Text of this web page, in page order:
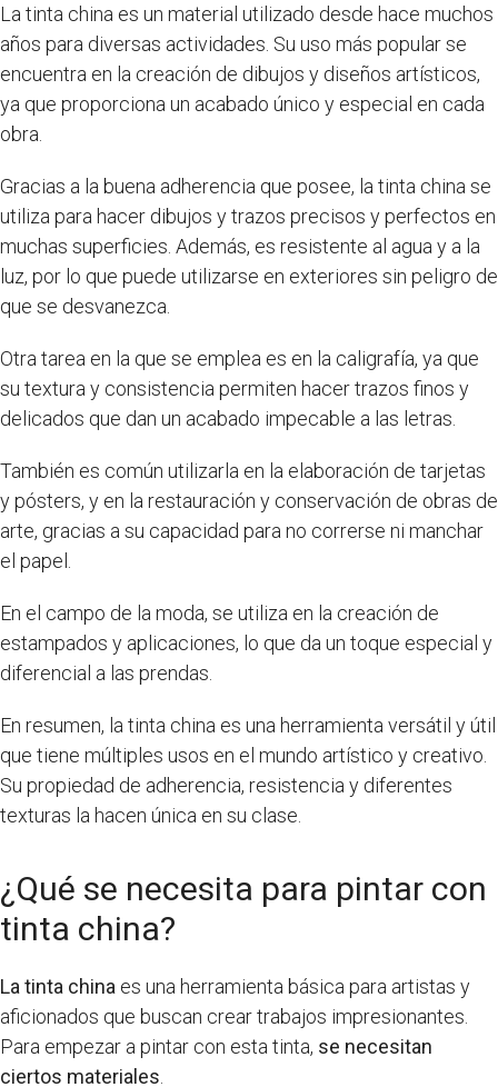
La tinta china es un material utilizado desde hace muchos
años para diversas actividades. Su uso más popular se
encuentra en la creación de dibujos y diseños artísticos,
ya que proporciona un acabado único y especial en cada
obra.
Gracias a la buena adherencia que posee, la tinta china se
utiliza para hacer dibujos y trazos precisos y perfectos en
muchas superficies. Además, es resistente al agua y a la
luz, por lo que puede utilizarse en exteriores sin peligro de
que se desvanezca.
Otra tarea en la que se emplea es en la caligrafía, ya que
su textura y consistencia permiten hacer trazos finos y
delicados que dan un acabado impecable a las letras.
También es común utilizarla en la elaboración de tarjetas
y pósters, y en la restauración y conservación de obras de
arte, gracias a su capacidad para no correrse ni manchar
el papel.
En el campo de la moda, se utiliza en la creación de
estampados y aplicaciones, lo que da un toque especial y
diferencial a las prendas.
En resumen, la tinta china es una herramienta versátil y útil
que tiene múltiples usos en el mundo artístico y creativo.
Su propiedad de adherencia, resistencia y diferentes
texturas la hacen única en su clase.
¿Qué se necesita para pintar con
tinta china?
La tinta china es una herramienta básica para artistas y
aficionados que buscan crear trabajos impresionantes.
Para empezar a pintar con esta tinta, se necesitan
ciertos materiales